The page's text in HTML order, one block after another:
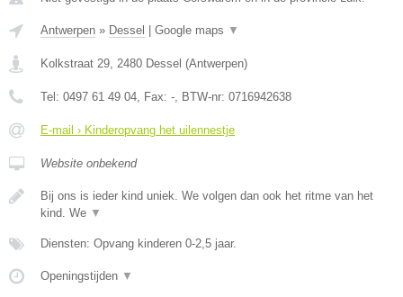
Antwerpen » Dessel Google maps ▼
Kolkstraat 29, 2480 Dessel (Antwerpen)
Tel: 0497 61 49 04, Fax: -, BTW-nr: 0716942638
E-mail › Kinderopvang het uilennestje
Website onbekend
Bij ons is ieder kind uniek. We volgen dan ook het ritme van het
kind. We ▼
Diensten: Opvang kinderen 0-2,5 jaar.
Openingstijden ▼